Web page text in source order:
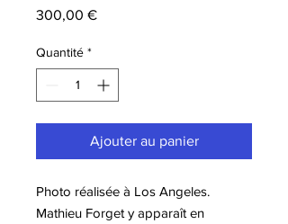
300,00 €Prix
Quantité *
Ajouter au panier
Photo réalisée à Los Angeles.
Mathieu Forget y apparaît en